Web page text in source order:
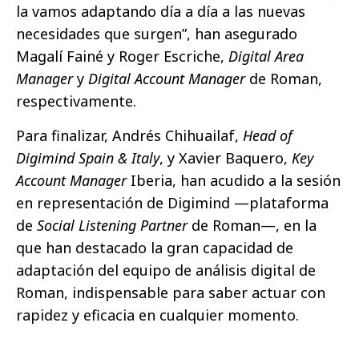
la vamos adaptando día a día a las nuevas
necesidades que surgen”, han asegurado
Magalí Fainé y Roger Escriche, Digital Area
Managery Digital Account Managerde Roman,
respectivamente.
Para finalizar, Andrés Chihuailaf, Head of
Digimind Spain & Italy, y Xavier Baquero, Key
Account ManagerIberia, han acudido a la sesión
en representación de Digimind —plataforma
de Social Listening Partnerde Roman—, en la
que han destacado la gran capacidad de
adaptación del equipo de análisis digital de
Roman, indispensable para saber actuar con
rapidez y eficacia en cualquier momento.